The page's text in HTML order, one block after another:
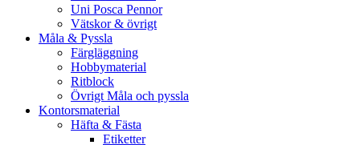
Uni Posca Pennor
Vätskor & övrigt
Måla & Pyssla
Färgläggning
Hobbymaterial
Ritblock
Övrigt Måla och pyssla
Kontorsmaterial
Häfta & Fästa
Etiketter